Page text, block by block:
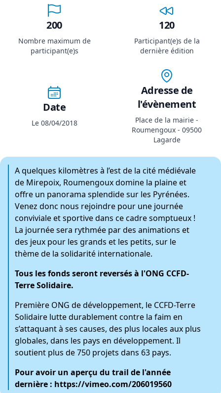
200
Nombre maximum de
participant(e)s
120
Participant(e)s de la
dernière édition
Date
Le 08/04/2018
Adresse de
l'évènement
Place de la mairie -
Roumengoux - 09500
Lagarde
A quelques kilomètres à l’est de la cité médiévale
de Mirepoix, Roumengoux domine la plaine et
offre un panorama splendide sur les Pyrénées.
Venez donc nous rejoindre pour une journée
conviviale et sportive dans ce cadre somptueux !
La journée sera rythmée par des animations et
des jeux pour les grands et les petits, sur le
thème de la solidarité internationale.
Tous les fonds seront reversés à l'ONG CCFD-
Terre Solidaire.
Première ONG de développement, le CCFD-Terre
Solidaire lutte durablement contre la faim en
s’attaquant à ses causes, des plus locales aux plus
globales, dans les pays en développement. Il
soutient plus de 750 projets dans 63 pays.
Pour avoir un aperçu du trail de l'année
dernière : https://vimeo.com/206019560